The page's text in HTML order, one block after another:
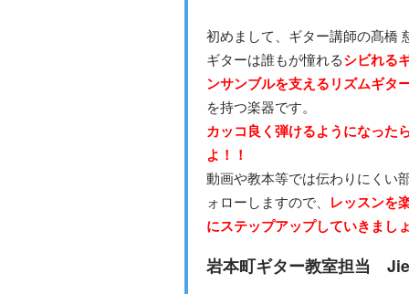
初めまして、ギター講師の髙橋
ギターは誰もが憧れるシビれる
ンサンブルを支えるリズムギタ
を持つ楽器です。
カッコ良く弾けるようになった
よ！！
動画や教本等では伝わりにくい
ォローしますので、 レッスンを
にステップアップしていきまし
岩本町ギター教室担当